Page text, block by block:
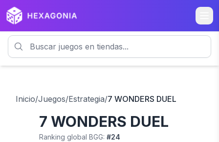
Inicio/Juegos/Estrategia/7 WONDERS DUEL
7 WONDERS DUEL
Ranking global BGG: #24